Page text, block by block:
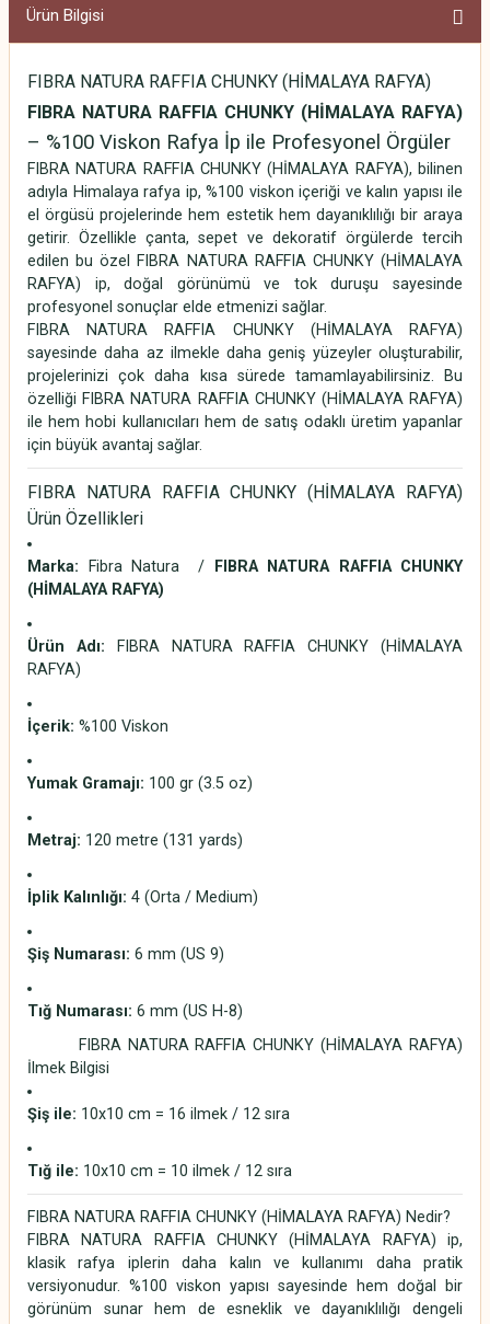
Ürün Bilgisi
FIBRA NATURA RAFFIA CHUNKY (HİMALAYA RAFYA)
FIBRA NATURA RAFFIA CHUNKY (HİMALAYA RAFYA)
– %100 Viskon Rafya İp ile Profesyonel Örgüler
FIBRA NATURA RAFFIA CHUNKY (HİMALAYA RAFYA), bilinen
adıyla Himalaya rafya ip, %100 viskon içeriği ve kalın yapısı ile
el örgüsü projelerinde hem estetik hem dayanıklılığı bir araya
getirir. Özellikle çanta, sepet ve dekoratif örgülerde tercih
edilen bu özel FIBRA NATURA RAFFIA CHUNKY (HİMALAYA
RAFYA) ip, doğal görünümü ve tok duruşu sayesinde
profesyonel sonuçlar elde etmenizi sağlar.
FIBRA NATURA RAFFIA CHUNKY (HİMALAYA RAFYA)
sayesinde daha az ilmekle daha geniş yüzeyler oluşturabilir,
projelerinizi çok daha kısa sürede tamamlayabilirsiniz. Bu
özelliği FIBRA NATURA RAFFIA CHUNKY (HİMALAYA RAFYA)
ile hem hobi kullanıcıları hem de satış odaklı üretim yapanlar
için büyük avantaj sağlar.
FIBRA NATURA RAFFIA CHUNKY (HİMALAYA RAFYA)
Ürün Özellikleri
Marka: Fibra Natura /
FIBRA NATURA RAFFIA CHUNKY
(HİMALAYA RAFYA)
Ürün Adı: FIBRA NATURA RAFFIA CHUNKY (HİMALAYA
RAFYA)
İçerik: %100 Viskon
Yumak Gramajı: 100 gr (3.5 oz)
Metraj: 120 metre (131 yards)
İplik Kalınlığı: 4 (Orta / Medium)
Şiş Numarası: 6 mm (US 9)
Tığ Numarası: 6 mm (US H-8)
FIBRA NATURA RAFFIA CHUNKY (HİMALAYA RAFYA)
İlmek Bilgisi
Şiş ile: 10x10 cm = 16 ilmek / 12 sıra
Tığ ile: 10x10 cm = 10 ilmek / 12 sıra
FIBRA NATURA RAFFIA CHUNKY (HİMALAYA RAFYA) Nedir?
FIBRA NATURA RAFFIA CHUNKY (HİMALAYA RAFYA) ip,
klasik rafya iplerin daha kalın ve kullanımı daha pratik
versiyonudur. %100 viskon yapısı sayesinde hem doğal bir
görünüm sunar hem de esneklik ve dayanıklılığı dengeli